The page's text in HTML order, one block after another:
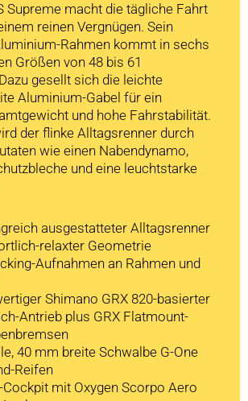
Supreme macht die tägliche Fahrt
reinen Vergnügen. Sein
Rahmen kommt in sechs
Größen von 48 bis 61
gesellt sich die leichte
Aluminium-Gabel für ein
und hohe Fahrstabilität.
der flinke Alltagsrenner durch
wie einen Nabendynamo,
und eine leuchtstarke
ausgestatteter Alltagsrenner
relaxter Geometrie
Aufnahmen an Rahmen und
Shimano GRX 820-basierter
Antrieb plus GRX Flatmount-
40 mm breite Schwalbe G-One
Reifen
Cockpit mit Oxygen Scorpo Aero